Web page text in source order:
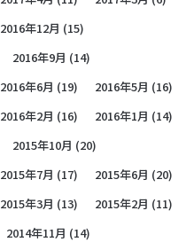
2016年12月 (15)
2016年9月 (14)
2016年6月 (19) 2016年5月 (16)
2016年2月 (16) 2016年1月 (14)
2015年10月 (20)
2015年7月 (17) 2015年6月 (20)
2015年3月 (13) 2015年2月 (11)
2014年11月 (14)